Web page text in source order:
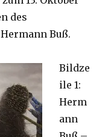
des
Buß.
Bildze
ile 1:
Herm
ann